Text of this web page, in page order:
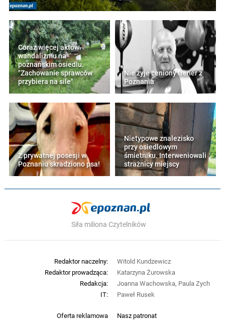
Coraz więcej aktów
wandalizmu na
poznańskim osiedlu.
"Zachowanie sprawców
przybiera na sile"
Nie żyje ceniony trener z
Poznania
Z prywatnej posesji w
Poznaniu skradziono psa!
Nietypowe znalezisko
przy osiedlowym
śmietniku. Interweniowali
strażnicy miejscy
Siła miliona Czytelników
Oferta reklamowa
Nasz patronat
Redaktor naczelny:
Witold Kundzewicz
Redaktor prowadząca:
Katarzyna Żurowska
Redakcja:
Joanna Wachowska, Paula Zych
IT:
Paweł Rusek